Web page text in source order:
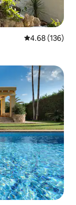
Calificación
4.68 (136)